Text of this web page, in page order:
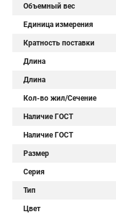
Объемный вес
Единица измерения
Кратность поставки
Длина
Длина
Кол-во жил/Сечение
Наличие ГОСТ
Наличие ГОСТ
Размер
Серия
Тип
Цвет